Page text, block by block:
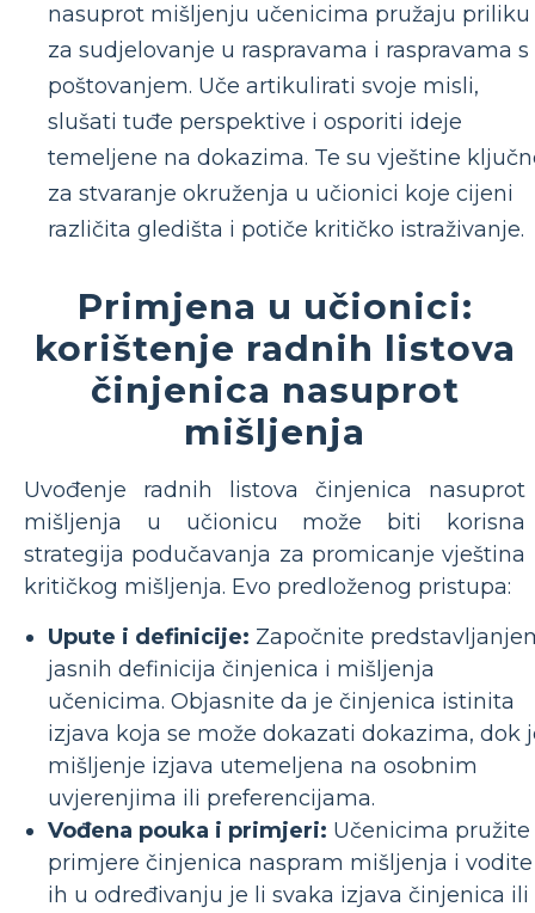
nasuprot mišljenju učenicima pružaju priliku
za sudjelovanje u raspravama i raspravama s
poštovanjem. Uče artikulirati svoje misli,
slušati tuđe perspektive i osporiti ideje
temeljene na dokazima. Te su vještine
za stvaranje okruženja u učionici koje cijeni
različita gledišta i potiče kritičko istraživanje.
Primjena u učionici:
korištenje radnih listova
činjenica nasuprot
mišljenja
Uvođenje radnih listova činjenica nasuprot
mišljenja u učionicu može biti korisna
strategija podučavanja za promicanje vještina
kritičkog mišljenja. Evo predloženog pristupa:
Upute i definicije: Započnite
jasnih definicija činjenica i mišljenja
učenicima. Objasnite da je činjenica istinita
izjava koja se može dokazati dokazima, dok
mišljenje izjava utemeljena na osobnim
uvjerenjima ili preferencijama.
Vođena pouka i primjeri: Učenicima pružite
primjere činjenica naspram mišljenja i vodite
ih u određivanju je li svaka izjava činjenica ili